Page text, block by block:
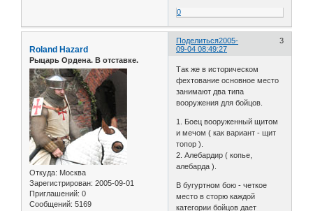
0
Поделиться 3
2005-
09-04 08:49:27
Roland Hazard
Рыцарь Ордена. В отставке.
Откуда: Москва
Зарегистрирован: 2005-09-01
Приглашений: 0
Сообщений: 5169
Так же в историческом
фехтование основное место
занимают два типа
вооружения для бойцов.
1. Боец вооруженный щитом
и мечом ( как вариант - щит
топор ).
2. Алебардир ( копье,
алебарда ).
В бугуртном бою - четкое
место в сторю каждой
категории бойцов дает